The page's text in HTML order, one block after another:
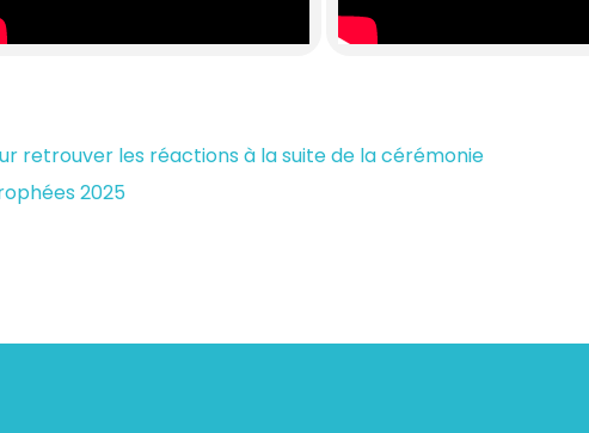
retrouver les réactions à la suite de la cérémonie
2025